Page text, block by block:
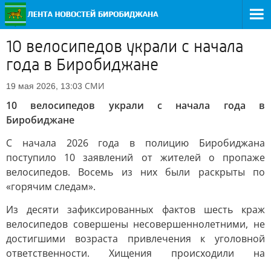
10 велосипедов украли с начала
года в Биробиджане
19 мая 2026, 13:03 СМИ
10 велосипедов украли с начала года в
Биробиджане
С начала 2026 года в полицию Биробиджана
поступило 10 заявлений от жителей о пропаже
велосипедов. Восемь из них были раскрыты по
«горячим следам».
Из десяти зафиксированных фактов шесть краж
велосипедов совершены несовершеннолетними, не
достигшими возраста привлечения к уголовной
ответственности. Хищения происходили на